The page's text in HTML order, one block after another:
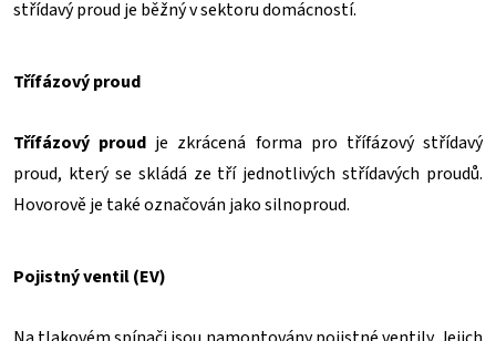
střídavý proud je běžný v sektoru domácností.
Třífázový proud
Třífázový proud je zkrácená forma pro třífázový střídavý
proud, který se skládá ze tří jednotlivých střídavých proudů.
Hovorově je také označován jako silnoproud.
Pojistný ventil (EV)